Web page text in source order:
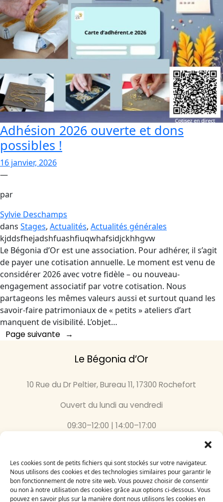
Les cookies sont de petits fichiers qui sont stockés sur votre navigateur.
Nous utilisons des cookies et des technologies similaires pour garantir le
bon fonctionnement de notre site web. Vous pouvez choisir de consentir
ou non à notre utilisation des cookies grâce aux options ci-dessous. Vous
pouvez en savoir plus sur la manière dont nous utilisons les cookies en
Adhésion 2026 ouverte et dons
possibles !
16 janvier, 2026
—
par
Sylvie Deschamps
dans Stages, Actualités, Actualités générales
kjddsfhejadshfuashfiuqwhafsidjckhhgvw
Le Bégonia d’Or est une association. Pour adhérer, il s’agit
de payer une cotisation annuelle. Le moment est venu de
considérer 2026 avec votre fidèle – ou nouveau-
engagement associatif par votre cotisation. Nous
partageons les mêmes valeurs aussi et surtout quand les
savoir-faire patrimoniaux de « petits » ateliers d’art
manquent de visibilité. L’objet…
Page suivante →
Le Bégonia d’Or
10 Rue du Dr Peltier, Bureau 11, 17300 Rochefort
Ouvert du lundi au vendredi
09:30–12:00 | 14:00–17:00
Inscrivez-vous
à notre newsletter